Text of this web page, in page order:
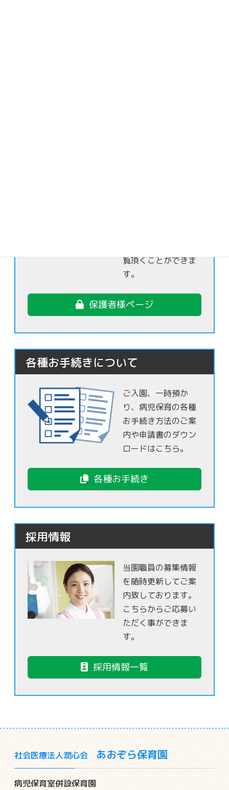
覧頂くことができま
す。
保護者様ページ
各種お手続きについて
ご入園、一時預か
り、病児保育の各種
お手続き方法のご案
内や申請書のダウン
ロードはこちら。
各種お手続き
採用情報
当園職員の募集情報
を随時更新してご案
内致しております。
こちらからご応募い
ただく事ができま
す。
採用情報一覧
社会医療法人潤心会 あおぞら保育園
病児保育室併設保育園